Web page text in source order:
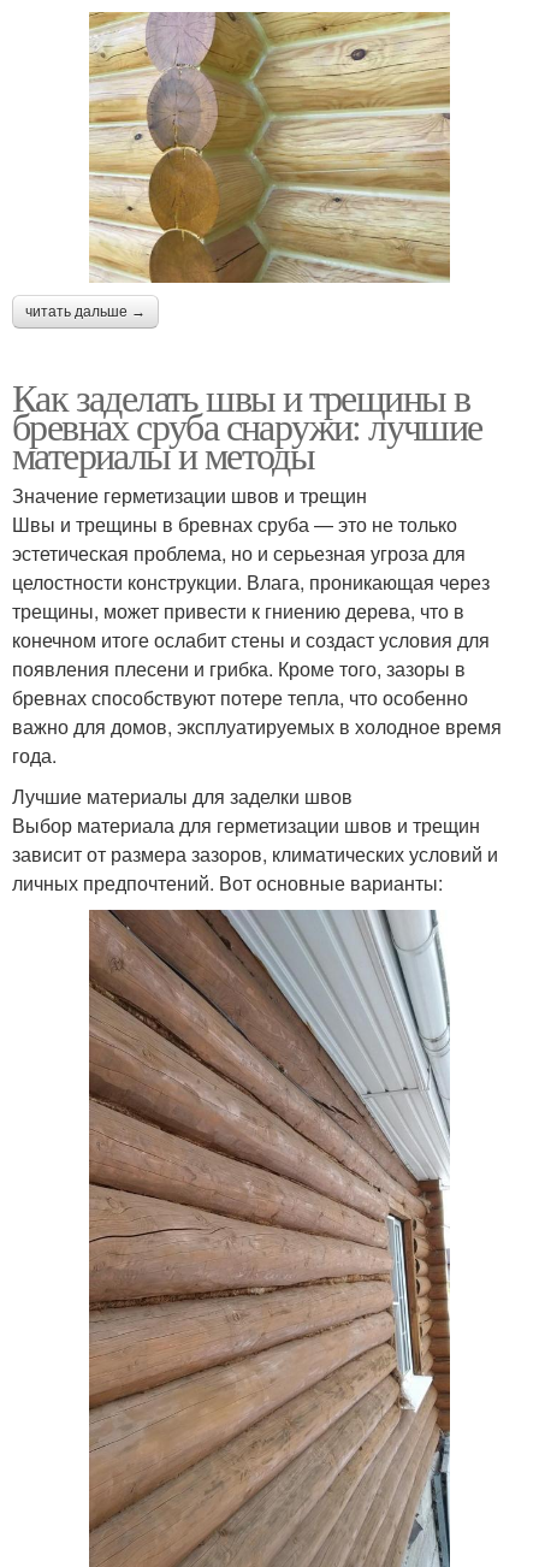
читать дальше →
Как заделать швы и трещины в
бревнах сруба снаружи: лучшие
материалы и методы
Значение герметизации швов и трещин
Швы и трещины в бревнах сруба — это не только
эстетическая проблема, но и серьезная угроза для
целостности конструкции. Влага, проникающая через
трещины, может привести к гниению дерева, что в
конечном итоге ослабит стены и создаст условия для
появления плесени и грибка. Кроме того, зазоры в
бревнах способствуют потере тепла, что особенно
важно для домов, эксплуатируемых в холодное время
года.
Лучшие материалы для заделки швов
Выбор материала для герметизации швов и трещин
зависит от размера зазоров, климатических условий и
личных предпочтений. Вот основные варианты: